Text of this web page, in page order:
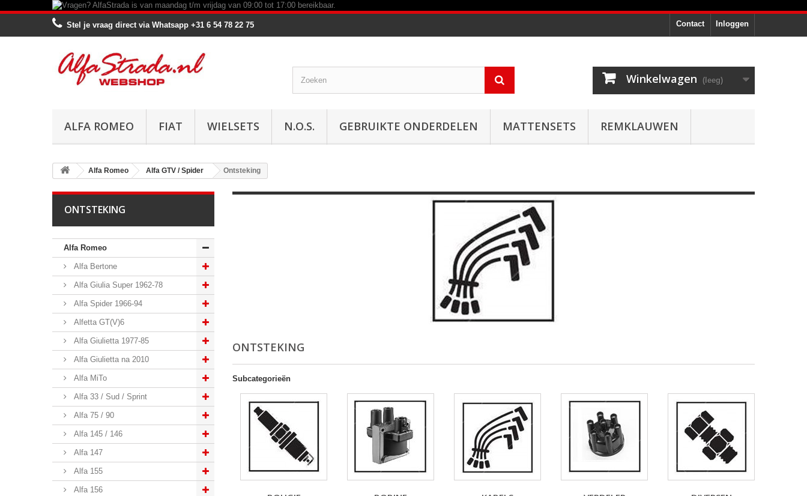
Inloggen
Contact
Stel je vraag direct via Whatsapp +31 6 54 78 22 75
Winkelwagen (leeg)
ALFA ROMEO FIAT WIELSETS N.O.S. GEBRUIKTE ONDERDELEN MATTENSETS REMKLAUWEN
Alfa Romeo Alfa GTV / Spider Ontsteking
ONTSTEKING
Alfa Romeo
Alfa Bertone
Alfa Giulia Super 1962-78
Alfa Spider 1966-94
Alfetta GT(V)6
Alfa Giulietta 1977-85
Alfa Giulietta na 2010
Alfa MiTo
Alfa 33 / Sud / Sprint
Alfa 75 / 90
Alfa 145 / 146
Alfa 147
Alfa 155
Alfa 156
ONTSTEKING
Subcategorieën